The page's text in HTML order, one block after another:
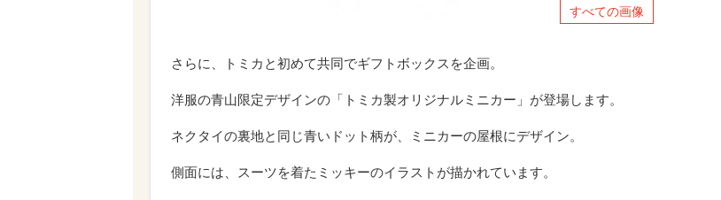
すべての画像
さらに、トミカと初めて共同でギフトボックスを企画。
洋服の青山限定デザインの「トミカ製オリジナルミニカー」が登場します。
ネクタイの裏地と同じ青いドット柄が、ミニカーの屋根にデザイン。
側面には、スーツを着たミッキーのイラストが描かれています。